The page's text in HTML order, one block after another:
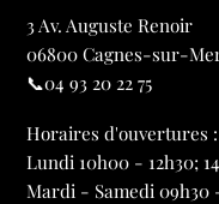
3 Av. Auguste Renoir
06800 Cagnes-sur-
📞04 93 20 22 75
Horaires d'ouvertures :
Lundi 10h00 - 12h30;
Mardi - Samedi 09h30